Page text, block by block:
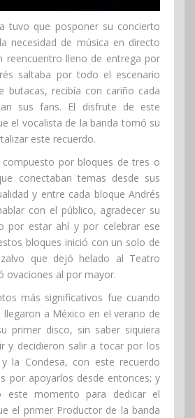
tuvo que posponer su concierto
necesidad de música en directo
reencuentro lleno de entrega por
saltaba por todo el escenario
butacas, recibía con cariño cada
sus fans. El disfrute de este
el vocalista de la banda tomó su
este recuerdo.
por bloques de tres o
conectaban temas desde sus
y entre cada bloque Andrés
con el público, agradecer su
por estar ahí y por celebrar ese
bloques inició con un solo de
que dejó helado al Teatro
ovaciones al por mayor.
más significativos fue cuando
a México en el verano de
primer disco, sin saber siquiera
y decidieron salir a tocar por los
la Condesa, con este recuerdo
por apoyarlos desde entonces; y
este momento para dedicar el
el primer Productor de la banda